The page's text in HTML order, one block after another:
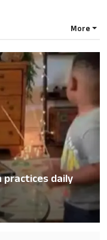
More
practices daily